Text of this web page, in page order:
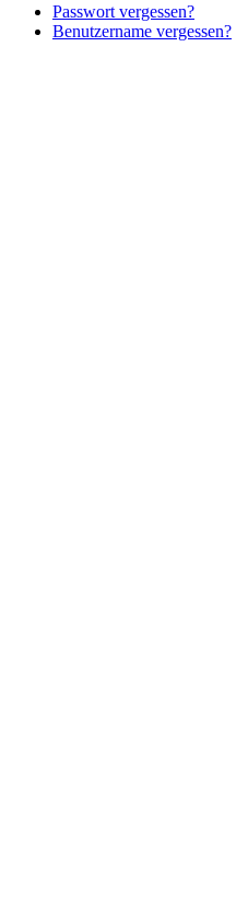
Passwort vergessen?
Benutzername vergessen?